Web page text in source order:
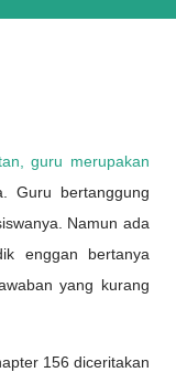
guru merupakan
Guru bertanggung
Namun ada
enggan bertanya
yang kurang
156 diceritakan